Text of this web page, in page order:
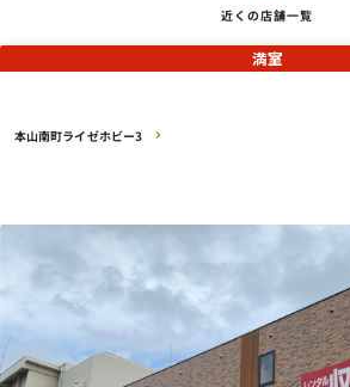
近くの店舗一覧
本山南町ライゼホビー3
満室